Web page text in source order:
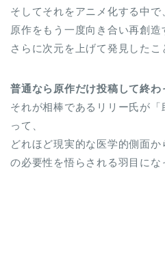
そしてそれをアニメ化する中で
原作をもう一度向き合い再創造
さらに次元を上げて発見したこ
普通なら原作だけ投稿して終わ
それが相棒であるリリー氏が
って、
どれほど現実的な医学的側面
の必要性を悟らされる羽目に